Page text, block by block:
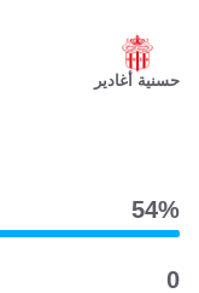
حسنية أغادير
54‎%‎
0